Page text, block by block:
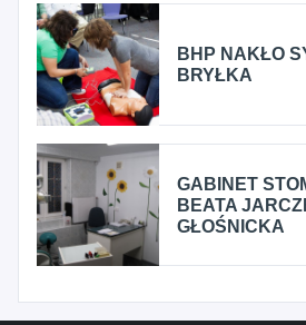
BHP NAKŁO
BRYŁKA
GABINET
BEATA
GŁOŚNICKA